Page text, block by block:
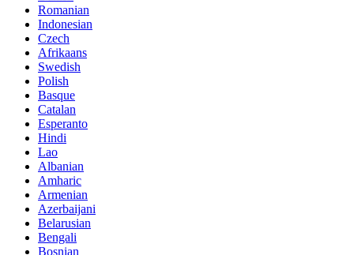
Romanian
Indonesian
Czech
Afrikaans
Swedish
Polish
Basque
Catalan
Esperanto
Hindi
Lao
Albanian
Amharic
Armenian
Azerbaijani
Belarusian
Bengali
Bosnian